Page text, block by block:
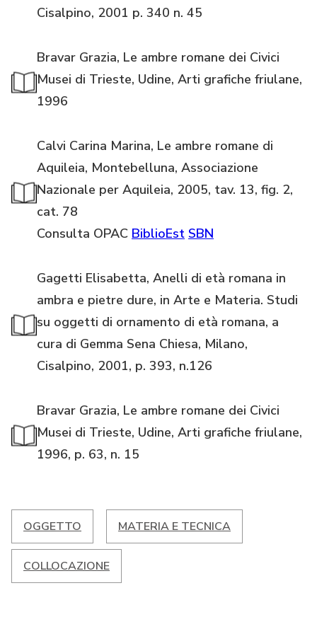
Cisalpino, 2001 p. 340 n. 45
Bravar Grazia, Le ambre romane dei Civici
Musei di Trieste, Udine, Arti grafiche friulane,
1996
Calvi Carina Marina, Le ambre romane di
Aquileia, Montebelluna, Associazione
Nazionale per Aquileia, 2005, tav. 13, fig. 2,
cat. 78
Consulta OPAC BiblioEst SBN
Gagetti Elisabetta, Anelli di età romana in
ambra e pietre dure, in Arte e Materia. Studi
su oggetti di ornamento di età romana, a
cura di Gemma Sena Chiesa, Milano,
Cisalpino, 2001, p. 393, n.126
Bravar Grazia, Le ambre romane dei Civici
Musei di Trieste, Udine, Arti grafiche friulane,
1996, p. 63, n. 15
OGGETTO MATERIA E TECNICA
COLLOCAZIONE